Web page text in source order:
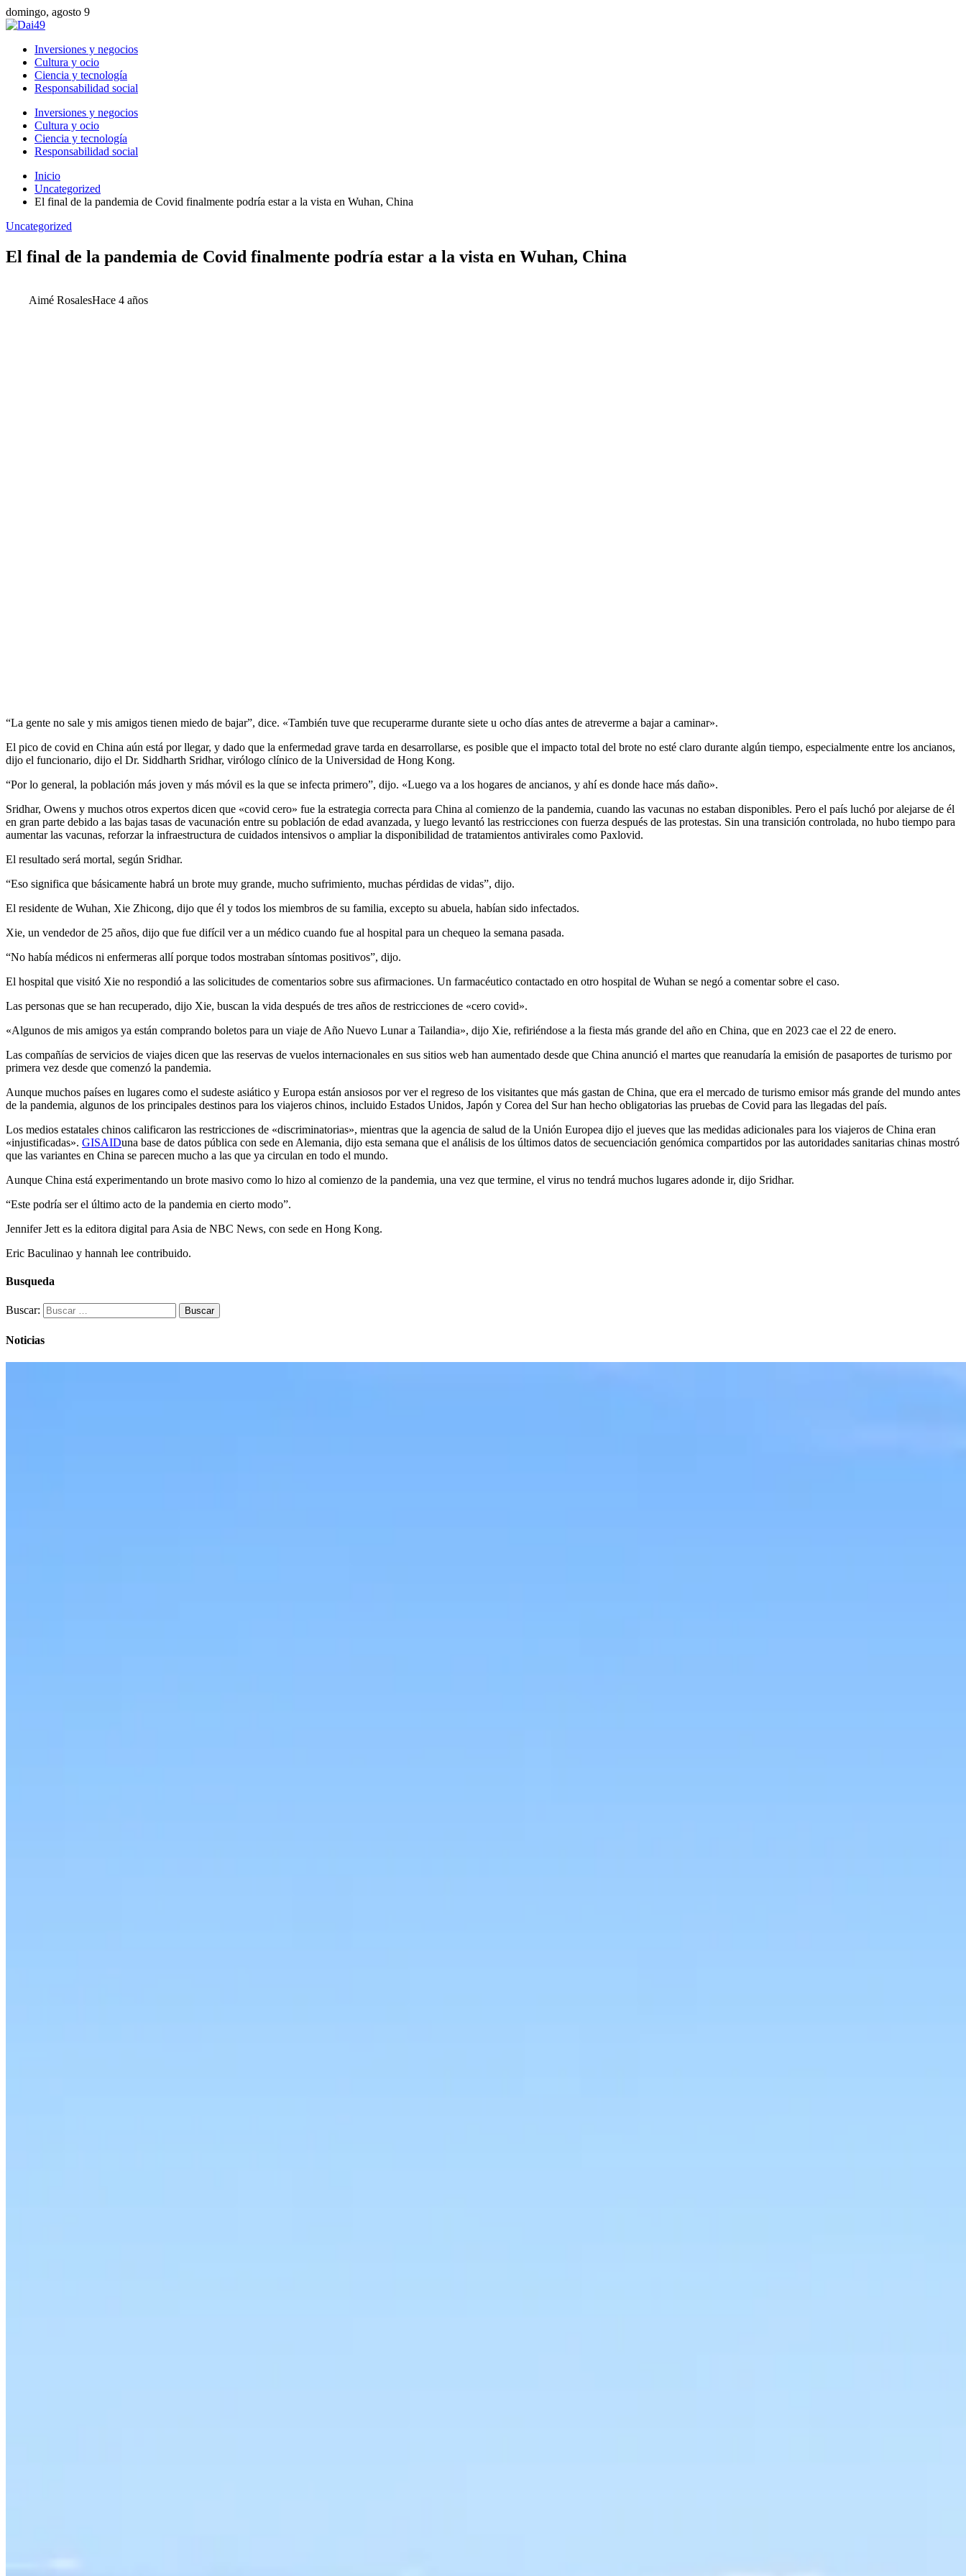
domingo, agosto 9
Inversiones y negocios
Cultura y ocio
Ciencia y tecnología
Responsabilidad social
Inversiones y negocios
Cultura y ocio
Ciencia y tecnología
Responsabilidad social
Inicio
Uncategorized
El final de la pandemia de Covid finalmente podría estar a la vista en Wuhan, China
Uncategorized
El final de la pandemia de Covid finalmente podría estar a la vista en Wuhan, China
Aimé RosalesHace 4 años
“La gente no sale y mis amigos tienen miedo de bajar”, ​​dice. «También tuve que recuperarme durante siete u ocho días antes de atreverme a bajar a caminar».
El pico de covid en China aún está por llegar, y dado que la enfermedad grave tarda en desarrollarse, es posible que el impacto total del brote no esté claro durante algún tiempo, especialmente entre los ancianos,
dijo el funcionario, dijo el Dr. Siddharth Sridhar, virólogo clínico de la Universidad de Hong Kong.
“Por lo general, la población más joven y más móvil es la que se infecta primero”, dijo. «Luego va a los hogares de ancianos, y ahí es donde hace más daño».
Sridhar, Owens y muchos otros expertos dicen que «covid cero» fue la estrategia correcta para China al comienzo de la pandemia, cuando las vacunas no estaban disponibles. Pero el país luchó por alejarse de él
en gran parte debido a las bajas tasas de vacunación entre su población de edad avanzada, y luego levantó las restricciones con fuerza después de las protestas. Sin una transición controlada, no hubo tiempo para
aumentar las vacunas, reforzar la infraestructura de cuidados intensivos o ampliar la disponibilidad de tratamientos antivirales como Paxlovid.
El resultado será mortal, según Sridhar.
“Eso significa que básicamente habrá un brote muy grande, mucho sufrimiento, muchas pérdidas de vidas”, dijo.
El residente de Wuhan, Xie Zhicong, dijo que él y todos los miembros de su familia, excepto su abuela, habían sido infectados.
Xie, un vendedor de 25 años, dijo que fue difícil ver a un médico cuando fue al hospital para un chequeo la semana pasada.
“No había médicos ni enfermeras allí porque todos mostraban síntomas positivos”, dijo.
El hospital que visitó Xie no respondió a las solicitudes de comentarios sobre sus afirmaciones. Un farmacéutico contactado en otro hospital de Wuhan se negó a comentar sobre el caso.
Las personas que se han recuperado, dijo Xie, buscan la vida después de tres años de restricciones de «cero covid».
«Algunos de mis amigos ya están comprando boletos para un viaje de Año Nuevo Lunar a Tailandia», dijo Xie, refiriéndose a la fiesta más grande del año en China, que en 2023 cae el 22 de enero.
Las compañías de servicios de viajes dicen que las reservas de vuelos internacionales en sus sitios web han aumentado desde que China anunció el martes que reanudaría la emisión de pasaportes de turismo por
primera vez desde que comenzó la pandemia.
Aunque muchos países en lugares como el sudeste asiático y Europa están ansiosos por ver el regreso de los visitantes que más gastan de China, que era el mercado de turismo emisor más grande del mundo antes
de la pandemia, algunos de los principales destinos para los viajeros chinos, incluido Estados Unidos, Japón y Corea del Sur han hecho obligatorias las pruebas de Covid para las llegadas del país.
Los medios estatales chinos calificaron las restricciones de «discriminatorias», mientras que la agencia de salud de la Unión Europea dijo el jueves que las medidas adicionales para los viajeros de China eran
«injustificadas». GISAIDuna base de datos pública con sede en Alemania, dijo esta semana que el análisis de los últimos datos de secuenciación genómica compartidos por las autoridades sanitarias chinas mostró
que las variantes en China se parecen mucho a las que ya circulan en todo el mundo.
Aunque China está experimentando un brote masivo como lo hizo al comienzo de la pandemia, una vez que termine, el virus no tendrá muchos lugares adonde ir, dijo Sridhar.
“Este podría ser el último acto de la pandemia en cierto modo”.
Jennifer Jett es la editora digital para Asia de NBC News, con sede en Hong Kong.
Eric Baculinao y hannah lee contribuido.
Busqueda
Buscar:
Noticias